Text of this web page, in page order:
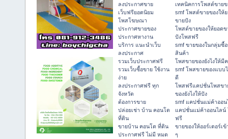
ลงประกาศขาย
เว็บฟรียอดนิยม
โพสโฆษณา
ประกาศขายของ
ประกาศหางาน
บริการ แนะนำเว็บ
ลงประกาศ
รวมเว็บประกาศฟรี
รวมเว็บซื้อขาย ใช้งาน
ง่าย
ลงประกาศฟรี ทุก
จังหวัด
ต้องการขาย
ปล่อยเช่า บ้าน คอนโด
ที่ดิน
ขายบ้าน คอนโด ที่ดิน
ประกาศฟรี ไม่มี หมด
เทคนิคการโพสต์ขายข
smf โพสต์ขายของให้
ขายปัง
โพสต์ขายของให้ยอดข
ปังโพสฟรี
smf ขายของในกลุ่มซื้
สินค้า
โพสขายของยังไงให้มี
smf โพสขายของแบบ
ดี
โพสฟรีแคปชั่นโพสขา
ของยังไงให้ปัง
smf แคปชั่นแม่ค้าออน
แคปชั่นแม่ค้าออนไลน์
ฟรี
ขายของให้ออร์เดอร์เข้
ๆ